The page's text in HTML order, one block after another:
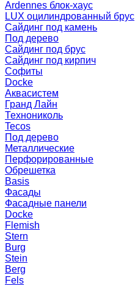
Ardennes блок-хаус
LUX оцилиндрованный брус
Сайдинг под камень
Под дерево
Сайдинг под брус
Сайдинг под кирпич
Софиты
Docke
Аквасистем
Гранд Лайн
Технониколь
Tecos
Под дерево
Металлические
Перфорированные
Обрешетка
Basis
Фасады
Фасадные панели
Docke
Flemish
Stern
Burg
Stein
Berg
Fels